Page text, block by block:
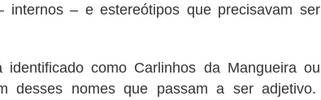
internos – e estereótipos que precisavam ser
como Carlinhos da Mangueira ou
desses nomes que passam a ser adjetivo.